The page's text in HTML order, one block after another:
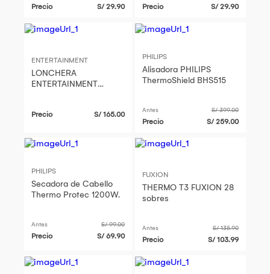
Precio S/ 29.90 Precio S/ 29.90
ENTERTAINMENT
LONCHERA
ENTERTAINMENT
LUNCH BOX Y
PREVIEWS EXCLUSIVE
Precio S/ 165.00
PHILIPS
Alisadora PHILIPS
ThermoShield BHS515
Antes S/ 399.00
Precio S/ 259.00
PHILIPS
Secadora de Cabello
Thermo Protec 1200W.
Antes S/ 99.00
Precio S/ 69.90
FUXION
THERMO T3 FUXION 28
sobres
Antes S/ 135.90
Precio S/ 103.99